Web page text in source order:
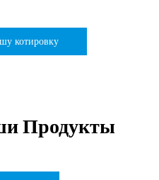
котировку
Продукты